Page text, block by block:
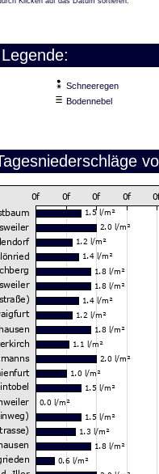
Legende:
Schneeregen
Bodennebel